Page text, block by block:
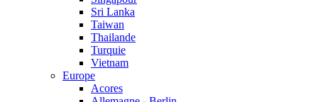
Sri Lanka
Taiwan
Thailande
Turquie
Vietnam
Europe
Acores